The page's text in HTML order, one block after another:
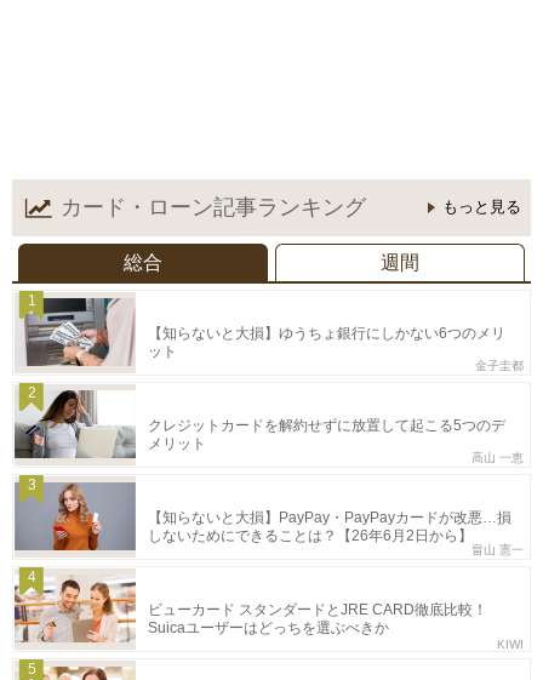
カード・ローン記事ランキング もっと見る
総合 週間
1
【知らないと大損】ゆうちょ銀行にしかない6つのメリ
ット
金子圭都
2
クレジットカードを解約せずに放置して起こる5つのデ
メリット
高山 一恵
3
【知らないと大損】PayPay・PayPayカードが改悪…損
しないためにできることは？【26年6月2日から】
畠山 憲一
4
ビューカード スタンダードとJRE CARD徹底比較！
Suicaユーザーはどっちを選ぶべきか
KIWI
5